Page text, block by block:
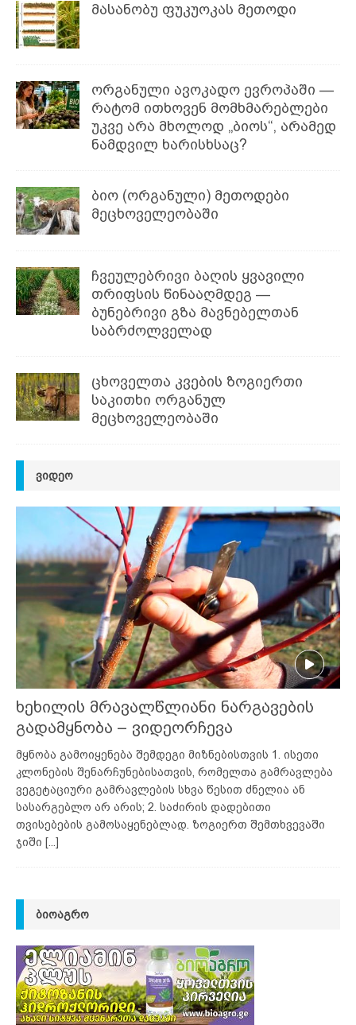
მასანობუ ფუკუოკას მეთოდი
ორგანული ავოკადო ევროპაში —
რატომ ითხოვენ მომხმარებლები
უკვე არა მხოლოდ „ბიოს“, არამედ
ნამდვილ ხარისხსაც?
ბიო (ორგანული) მეთოდები
მეცხოველეობაში
ჩვეულებრივი ბაღის ყვავილი
თრიფსის წინააღმდეგ —
ბუნებრივი გზა მავნებელთან
საბრძოლველად
ცხოველთა კვების ზოგიერთი
საკითხი ორგანულ
მეცხოველეობაში
ᲕᲘᲓᲔᲝ
ხეხილის მრავალწლიანი ნარგავების
გადამყნობა – ვიდეორჩევა
მყნობა გამოიყენება შემდეგი მიზნებისთვის 1. ისეთი
კლონების შენარჩუნებისათვის, რომელთა გამრავლება
ვეგეტაციური გამრავლების სხვა წესით ძნელია ან
სასარგებლო არ არის; 2. საძირის დადებითი
თვისებების გამოსაყენებლად. ზოგიერთ შემთხვევაში
ჯიში [...]
ᲑᲘᲝᲐᲒᲠᲝ